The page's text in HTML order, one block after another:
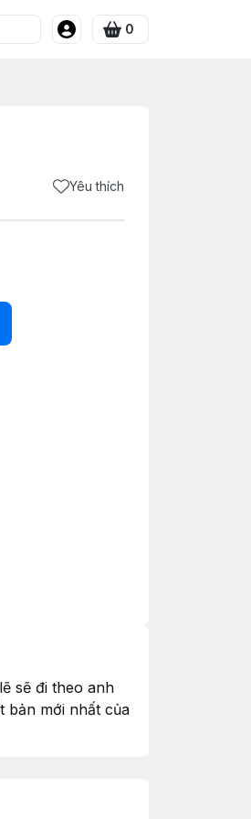
0
Yêu thích
sẽ đi theo anh
bản mới nhất của